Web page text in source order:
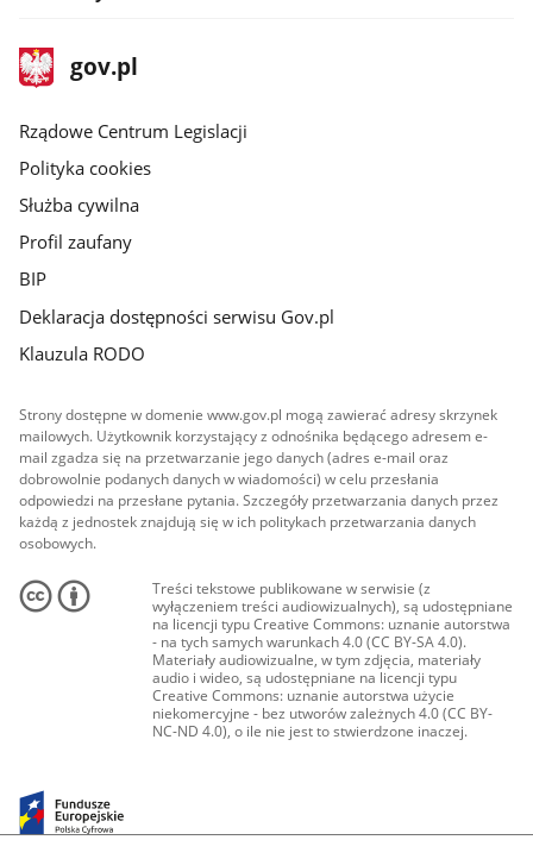
stopka
gov.plStrona
gov.pl
Rządowe Centrum Legislacji
Polityka cookies
Służba cywilna
Profil zaufany
BIP
Deklaracja dostępności serwisu Gov.pl
Klauzula RODO
Strony dostępne w domenie www.gov.pl mogą zawierać adresy skrzynek
mailowych. Użytkownik korzystający z odnośnika będącego adresem e-
mail zgadza się na przetwarzanie jego danych (adres e-mail oraz
dobrowolnie podanych danych w wiadomości) w celu przesłania
odpowiedzi na przesłane pytania. Szczegóły przetwarzania danych przez
każdą z jednostek znajdują się w ich politykach przetwarzania danych
osobowych.
Treści tekstowe publikowane w serwisie (z
wyłączeniem treści audiowizualnych), są udostępniane
na licencji typu Creative Commons: uznanie autorstwa
- na tych samych warunkach 4.0 (CC BY-SA 4.0).
Materiały audiowizualne, w tym zdjęcia, materiały
audio i wideo, są udostępniane na licencji typu
Creative Commons: uznanie autorstwa użycie
niekomercyjne - bez utworów zależnych 4.0 (CC BY-
NC-ND 4.0), o ile nie jest to stwierdzone inaczej.